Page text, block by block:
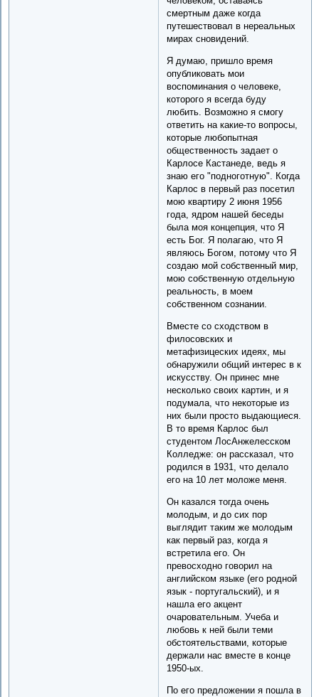
смертным даже когда
путешествовал в нереальных
мирах сновидений.
Я думаю, пришло время
опубликовать мои
воспоминания о человеке,
которого я всегда буду
любить. Возможно я смогу
ответить на какие-то вопросы,
которые любопытная
общественность задает о
Карлосе Кастанеде, ведь я
знаю его "подноготную". Когда
Карлос в первый раз посетил
мою квартиру 2 июня 1956
года, ядром нашей беседы
была моя концепция, что Я
есть Бог. Я полагаю, что Я
являюсь Богом, потому что Я
создаю мой собственный мир,
мою собственную отдельную
реальность, в моем
собственном сознании.
Вместе со сходством в
филосовских и
метафизицеских идеях, мы
обнаружили общий интерес в к
искусству. Он принес мне
несколько своих картин, и я
подумала, что некоторые из
них были просто выдающиеся.
В то время Карлос был
студентом ЛосАнжелесском
Колледже: он рассказал, что
родился в 1931, что делало
его на 10 лет моложе меня.
Он казался тогда очень
молодым, и до сих пор
выглядит таким же молодым
как первый раз, когда я
встретила его. Он
превосходно говорил на
английском языке (его родной
язык - португальский), и я
нашла его акцент
очаровательным. Учеба и
любовь к ней были теми
обстоятельствами, которые
держали нас вместе в конце
1950-ых.
По его предложении я пошла в